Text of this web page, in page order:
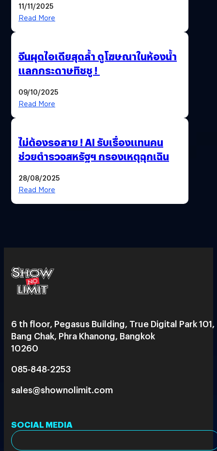
11/11/2025
Read More
จีนผุดไอเดียสุดล้ำ ดูโฆษณาในห้องน้ำ
แลกกระดาษทิชชู !
09/10/2025
Read More
ไม่ต้องรอสาย ! AI รับเรื่องแทนคน
ช่วยตำรวจสหรัฐฯ กรองเหตุฉุกเฉิน
28/08/2025
Read More
6 th floor, Pegasus Building, True Digital Park 101,
Bang Chak, Phra Khanong, Bangkok
10260
085-848-2253
sales@shownolimit.com
SOCIAL MEDIA